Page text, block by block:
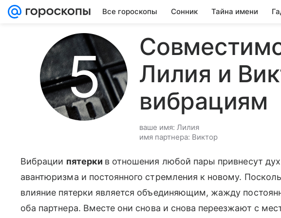
Все гороскопы Сонник Тайна имени
Лилия и
вибрациям
ваше имя: Лилия
имя партнера: Виктор
Вибрации пятерки в отношения любой пары привнесут
авантюризма и постоянного стремления к новому.
влияние пятерки является объединяющим, жажду
оба партнера. Вместе они снова и снова переезжают с